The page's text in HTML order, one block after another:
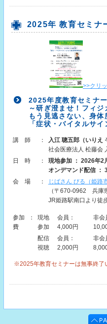
2025年 教育セミナ
>>クリ
2025年度教育セミナー
～研ぎ澄ませ！フィジ
もう見逃さない、身体
「症状・バイタルサ
講師 ：
入江 聰五郎（いりえ
社会医療法人 松藤会
日時
：
現地参加 ： 2026年
オンデマンド配信 ：
会場
：
じばさん びる（姫路
（〒670-0962 兵庫
JR姫路駅南口より徒
参加
費
：
現地
参加
会員：
4,000円
非会
配信
視聴
会員：
2,000円
非会
※2025年教育セミナーは無事終了